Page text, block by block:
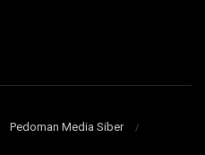
Pedoman Media Siber